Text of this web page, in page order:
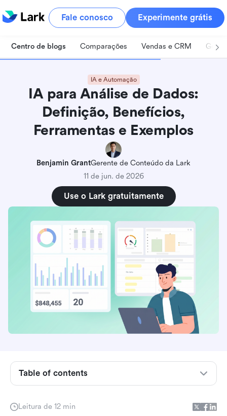
Fale conosco Experimente grátis
Centro de blogs Comparações Vendas e CRM
IA e Automação
IA para Análise de Dados:
Definição, Benefícios,
Ferramentas e Exemplos
Benjamin GrantGerente de Conteúdo da Lark
11 de jun. de 2026
Use o Lark gratuitamente
Leitura de 12 min
Table of contents
Principais conclusões
Como a IA pode ser utilizada em diferentes